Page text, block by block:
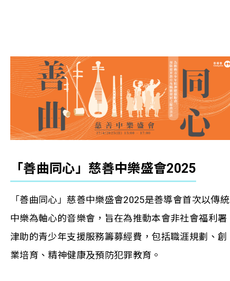
「善曲同心」慈善中樂盛會2025
「善曲同心」慈善中樂盛會2025是善導會首次以傳統
中樂為軸心的音樂會，旨在為推動本會非社會福利署
津助的青少年支援服務籌募經費，包括職涯規劃、創
業培育、精神健康及預防犯罪教育。